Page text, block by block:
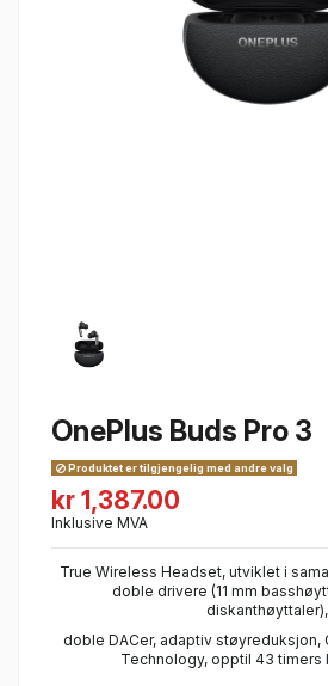
OnePlus Buds Pro 3
Produktet er tilgjengelig med andre valg
kr 1,387.00
Inklusive MVA
True Wireless Headset, utviklet i
doble drivere (11 mm
diskanthøyttaler),
doble DACer, adaptiv støyreduksjon,
Technology, opptil 43 timers